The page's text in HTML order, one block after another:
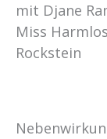
mit Djane
Miss
Rockstein